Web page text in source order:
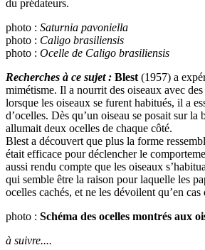
du prédateurs.
photo : Saturnia pavoniella
photo : Caligo brasiliensis
photo : Ocelle de Caligo brasiliensis
Recherches à ce sujet : Blest (1957) a
mimétisme. Il a nourrit des oiseaux avec
lorsque les oiseaux se furent habitués, il a
d’ocelles. Dès qu’un oiseau se posait sur la
allumait deux ocelles de chaque côté.
Blest a découvert que plus la forme
était efficace pour déclencher le
aussi rendu compte que les oiseaux
qui semble être la raison pour laquelle les
ocelles cachés, et ne les dévoilent qu’en cas
photo : Schéma des ocelles montrés aux
à suivre....